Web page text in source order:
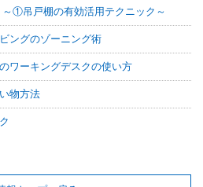
①吊戸棚の有効活用テクニック～
ングのゾーニング術
ワーキングデスクの使い方
物方法